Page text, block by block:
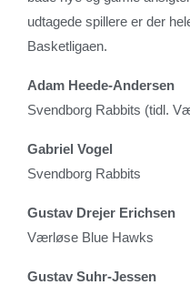
udtagede spillere er der
Basketligaen.
Adam Heede-Andersen
Svendborg Rabbits (tidl.
Gabriel Vogel
Svendborg Rabbits
Gustav Drejer Erichsen
Værløse Blue Hawks
Gustav Suhr-Jessen